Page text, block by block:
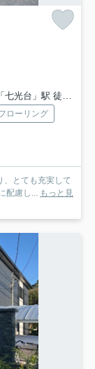
台」駅 徒歩42分
ローリング
、とても充実して
配慮し... もっと見